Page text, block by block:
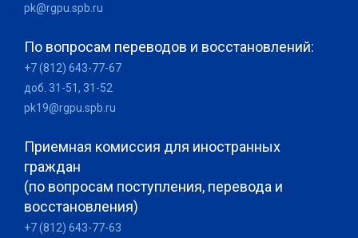
pk@rgpu.spb.ru
По вопросам переводов и восстановлений:
+7 (812) 643-77-67
доб. 31-51, 31-52
pk19@rgpu.spb.ru
Приемная комиссия для иностранных
граждан
(по вопросам поступления, перевода и
восстановления)
+7 (812) 643-77-63